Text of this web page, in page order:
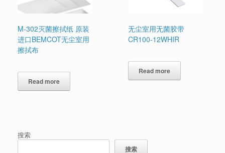
M-302灭菌擦拭纸 原装
进口BEMCOT无尘室用
擦拭布
Read more
无尘室用无菌胶带
CR100-12WHIR
Read more
搜索
搜索